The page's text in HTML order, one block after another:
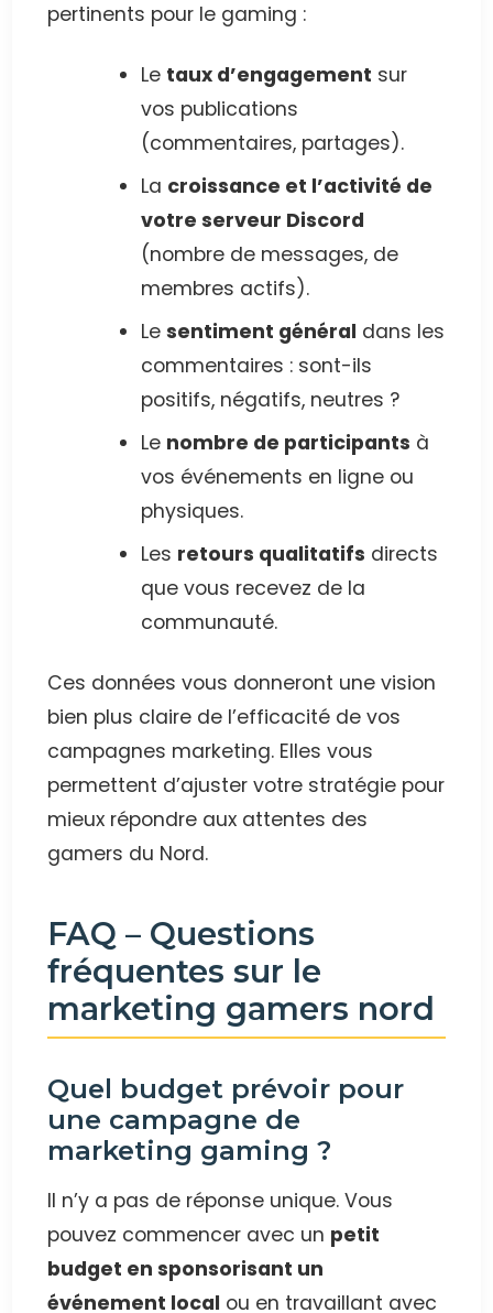
pertinents pour le gaming :
Le taux d’engagement sur
vos publications
(commentaires, partages).
La croissance et l’activité de
votre serveur Discord
(nombre de messages, de
membres actifs).
Le sentiment général dans les
commentaires : sont-ils
positifs, négatifs, neutres ?
Le nombre de participants à
vos événements en ligne ou
physiques.
Les retours qualitatifs directs
que vous recevez de la
communauté.
Ces données vous donneront une vision
bien plus claire de l’efficacité de vos
campagnes marketing. Elles vous
permettent d’ajuster votre stratégie pour
mieux répondre aux attentes des
gamers du Nord.
FAQ – Questions
fréquentes sur le
marketing gamers nord
Quel budget prévoir pour
une campagne de
marketing gaming ?
Il n’y a pas de réponse unique. Vous
pouvez commencer avec un petit
budget en sponsorisant un
événement local ou en travaillant avec